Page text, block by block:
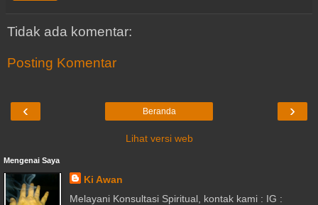
Tidak ada komentar:
Posting Komentar
‹ ›
Beranda
Lihat versi web
Mengenai Saya
Ki Awan
Melayani Konsultasi Spiritual, kontak kami : IG :